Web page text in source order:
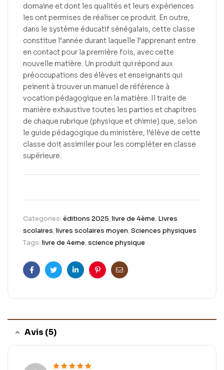
domaine et dont les qualités et leurs expériences
les ont permises de réaliser ce produit. En outre,
dans le système éducatif sénégalais, cette classe
constitue l’année durant laquelle l’apprenant entre
en contact pour la première fois, avec cette
nouvelle matière. Un produit qui répond aux
préoccupations des élèves et enseignants qui
peinent à trouver un manuel de référence à
vocation pédagogique en la matière. Il traite de
manière exhaustive toutes les parties et chapitres
de chaque rubrique (physique et chimie) que, selon
le guide pédagogique du ministère, l’élève de cette
classe doit assimiler pour les compléter en classe
supérieure.
Categories: éditions 2025,livre de 4ème, Livres
scolaires,livres scolaires moyen,Sciences physiques
Tags:livre de 4eme,science physique
FacebookTwitterLinkedinPinterestEmail
Avis (5)